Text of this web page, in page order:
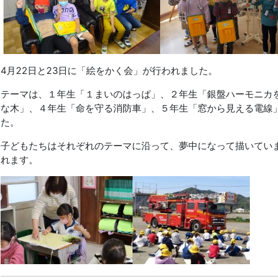
4月22日と23日に「絵をかく会」が行われました。
テーマは、１年生「１まいのはっぱ」、２年生「銀盤ハーモニ
な木」、４年生「命を守る消防車」、５年生「窓から見える電
た。
子どもたちはそれぞれのテーマに沿って、夢中になって描いて
れます。